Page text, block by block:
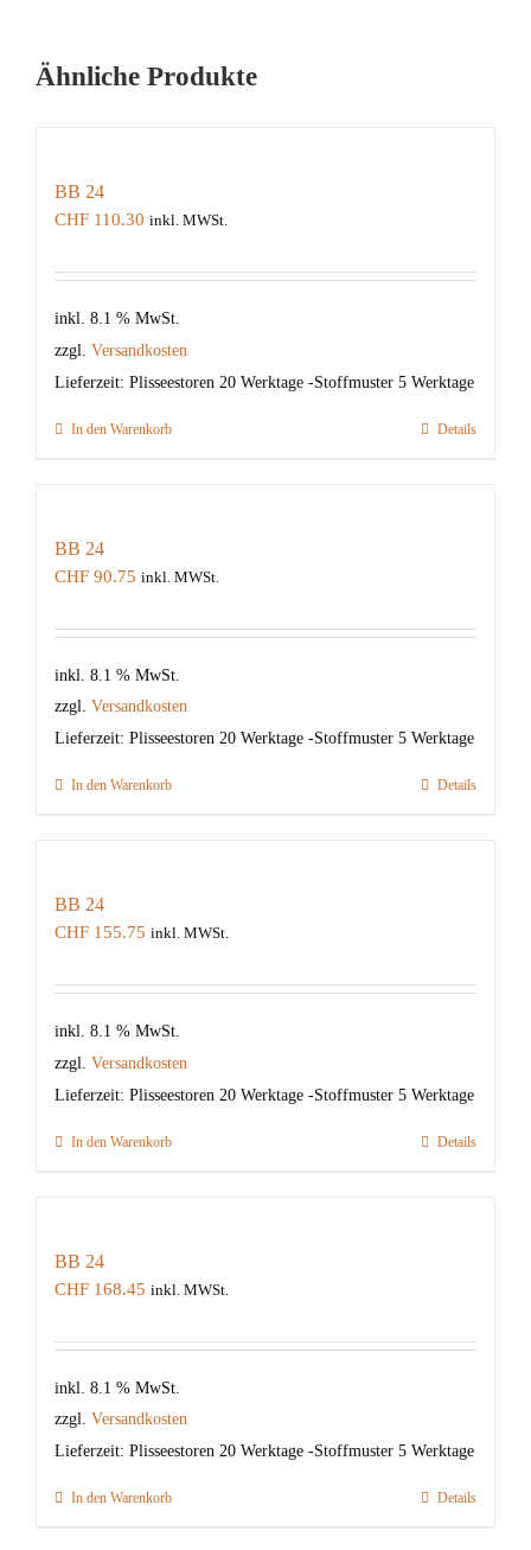
Ähnliche Produkte
BB 24
CHF 110.30 inkl. MWSt.
inkl. 8.1 % MwSt.
zzgl. Versandkosten
Lieferzeit: Plisseestoren 20 Werktage -Stoffmuster 5 Werktage
In den Warenkorb Details
BB 24
CHF 90.75 inkl. MWSt.
inkl. 8.1 % MwSt.
zzgl. Versandkosten
Lieferzeit: Plisseestoren 20 Werktage -Stoffmuster 5 Werktage
In den Warenkorb Details
BB 24
CHF 155.75 inkl. MWSt.
inkl. 8.1 % MwSt.
zzgl. Versandkosten
Lieferzeit: Plisseestoren 20 Werktage -Stoffmuster 5 Werktage
In den Warenkorb Details
BB 24
CHF 168.45 inkl. MWSt.
inkl. 8.1 % MwSt.
zzgl. Versandkosten
Lieferzeit: Plisseestoren 20 Werktage -Stoffmuster 5 Werktage
In den Warenkorb Details